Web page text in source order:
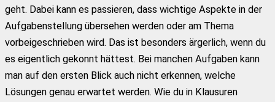
geht. Dabei kann es passieren, dass wichtige Aspekte in der
Aufgabenstellung übersehen werden oder am Thema
vorbeigeschrieben wird. Das ist besonders ärgerlich, wenn du
es eigentlich gekonnt hättest. Bei manchen Aufgaben kann
man auf den ersten Blick auch nicht erkennen, welche
Lösungen genau erwartet werden. Wie du in Klausuren